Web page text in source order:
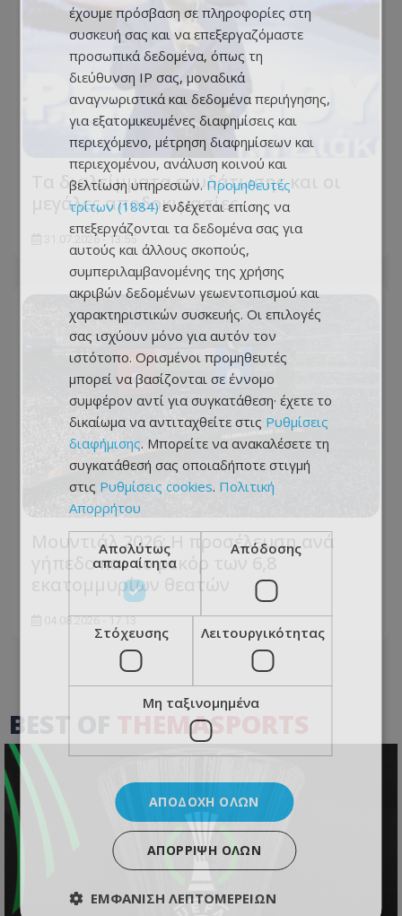
Τα διαλείμματα ενυδάτωσης και οι
μεγάλες αποδοκιμασίες
31.07.2026 - 13:55
Μουντιάλ 2026: Η προσέλευση ανά
γήπεδο και το ρεκόρ των 6,8
εκατομμυρίων θεατών
04.08.2026 - 17:13
BEST OF THEMASPORTS
έχουμε πρόσβαση σε πληροφορίες στη
συσκευή σας και να επεξεργαζόμαστε
προσωπικά δεδομένα, όπως τη
διεύθυνση IP σας, μοναδικά
αναγνωριστικά και δεδομένα περιήγησης,
για εξατομικευμένες διαφημίσεις και
περιεχόμενο, μέτρηση διαφημίσεων και
περιεχομένου, ανάλυση κοινού και
βελτίωση υπηρεσιών. Προμηθευτές
τρίτων (1884) ενδέχεται επίσης να
επεξεργάζονται τα δεδομένα σας για
αυτούς και άλλους σκοπούς,
συμπεριλαμβανομένης της χρήσης
ακριβών δεδομένων γεωεντοπισμού και
χαρακτηριστικών συσκευής. Οι επιλογές
σας ισχύουν μόνο για αυτόν τον
ιστότοπο. Ορισμένοι προμηθευτές
μπορεί να βασίζονται σε έννομο
συμφέρον αντί για συγκατάθεση· έχετε το
δικαίωμα να αντιταχθείτε στις Ρυθμίσεις
διαφήμισης. Μπορείτε να ανακαλέσετε τη
συγκατάθεσή σας οποιαδήποτε στιγμή
στις Ρυθμίσεις cookies. Πολιτική
Απορρήτου
Απολύτως
απαραίτητα
Απόδοσης
Στόχευσης Λειτουργικότητας
Μη ταξινομημένα
ΑΠΟΔΟΧΉ ΌΛΩΝ
ΑΠΌΡΡΙΨΗ ΌΛΩΝ
ΕΜΦΆΝΙΣΗ ΛΕΠΤΟΜΕΡΕΙΏΝ